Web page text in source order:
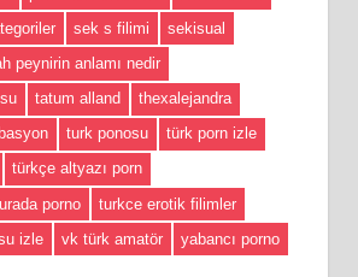
sek s filimi
sekisual
peynirin anlamı nedir
tatum alland
thexalejandra
turk ponosu
türk porn izle
türkçe altyazı porn
porno
turkce erotik filimler
izle
vk türk amatör
yabancı porno